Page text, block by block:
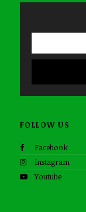
FOLLOW US
Facebook
Instagram
Youtube